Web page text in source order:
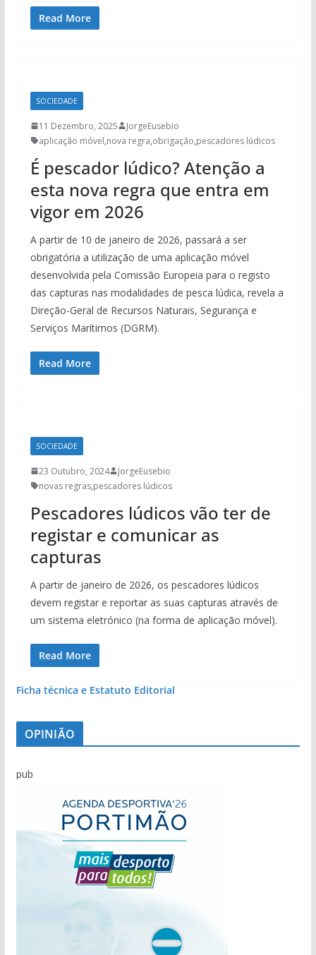
Read More
SOCIEDADE
11 Dezembro, 2025
JorgeEusebio
aplicação móvel,nova regra,obrigação,pescadores lúdicos
É pescador lúdico? Atenção a
esta nova regra que entra em
vigor em 2026
A partir de 10 de janeiro de 2026, passará a ser
obrigatória a utilização de uma aplicação móvel
desenvolvida pela Comissão Europeia para o registo
das capturas nas modalidades de pesca lúdica, revela a
Direção-Geral de Recursos Naturais, Segurança e
Serviços Marítimos (DGRM).
Read More
SOCIEDADE
23 Outubro, 2024
JorgeEusebio
novas regras,pescadores lúdicos
Pescadores lúdicos vão ter de
registar e comunicar as
capturas
A partir de janeiro de 2026, os pescadores lúdicos
devem registar e reportar as suas capturas através de
um sistema eletrónico (na forma de aplicação móvel).
Read More
Ficha técnica e Estatuto Editorial
OPINIÃO
pub